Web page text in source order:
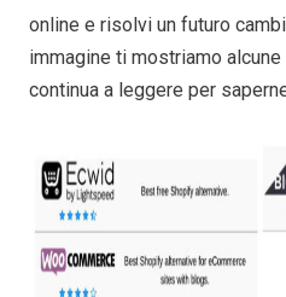
online e risolvi un futuro
immagine ti mostriamo
continua a leggere per